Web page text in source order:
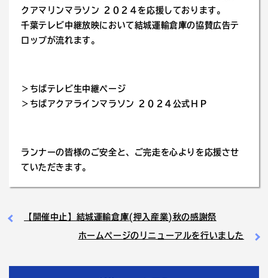
クアマリンマラソン ２０２４を応援しております。
千葉テレビ中継放映において結城運輸倉庫の協賛広告テ
ロップが流れます。
＞ちばテレビ生中継ページ
＞ちばアクアラインマラソン ２０２４公式ＨＰ
ランナーの皆様のご安全と、ご完走を心よりを応援させ
ていただきます。
【開催中止】結城運輸倉庫(押入産業)秋の感謝祭
ホームページのリニューアルを行いました